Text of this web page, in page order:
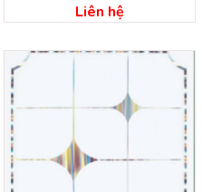
Liên hệ